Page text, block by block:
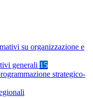
su organizzazione e
generali 15
strategico-